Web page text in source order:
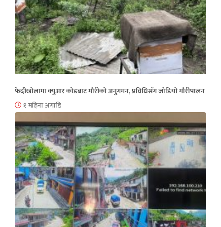
फेदीखोलामा क्युआर कोडबाट मौरीको अनुगमन, प्रविधिसँग जोडियो मौरीपालन
१ महिना अगाडि